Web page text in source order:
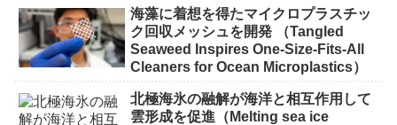
海藻に着想を得たマイクロプラスチッ
ク回収メッシュを開発 （Tangled
Seaweed Inspires One-Size-Fits-All
Cleaners for Ocean Microplastics）
北極海氷の融解が海洋と相互作用して
雲形成を促進（Melting sea ice